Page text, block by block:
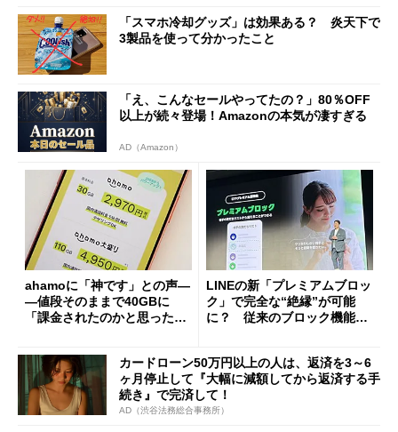
「スマホ冷却グッズ」は効果ある？ 炎天下で
3製品を使って分かったこと
「え、こんなセールやってたの？」80％OFF
以上が続々登場！Amazonの本気が凄すぎる
AD（Amazon）
ahamoに「神です」との声―
―値段そのままで40GBに
「課金されたのかと思った」
LINEの新「プレミアムブロッ
ク」で完全な“絶縁”が可能
に？ 従来のブロック機能と
カードローン50万円以上の人は、返済を3～6
ヶ月停止して『大幅に減額してから返済する手
続き』で完済して！
AD（渋谷法務総合事務所）